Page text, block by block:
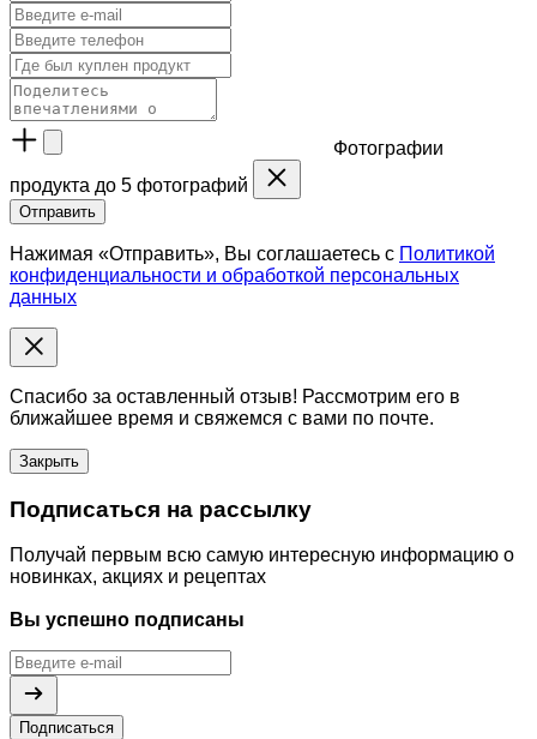
Фотографии
продукта до 5 фотографий
Отправить
Нажимая «Отправить», Вы соглашаетесь с Политикой
конфиденциальности и обработкой персональных
данных
Спасибо за оставленный отзыв! Рассмотрим его в
ближайшее время и свяжемся с вами по почте.
Закрыть
Подписаться на рассылку
Получай первым всю самую интересную информацию о
новинках, акциях и рецептах
Вы успешно подписаны
Подписаться